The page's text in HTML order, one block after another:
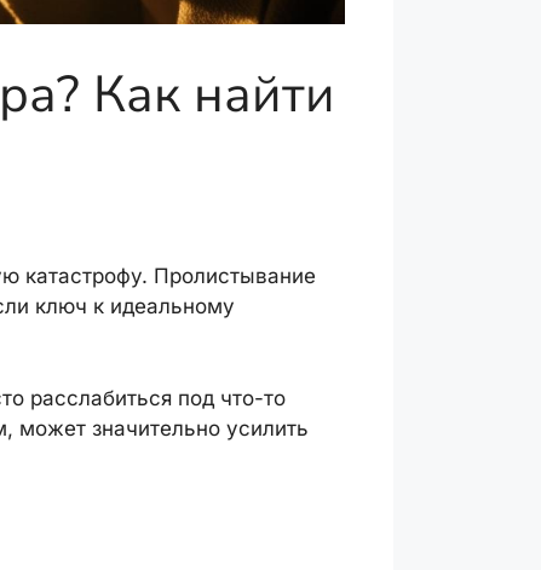
Как найти
катастрофу. Пролистывание
ключ к идеальному
расслабиться под что-то
может значительно усилить